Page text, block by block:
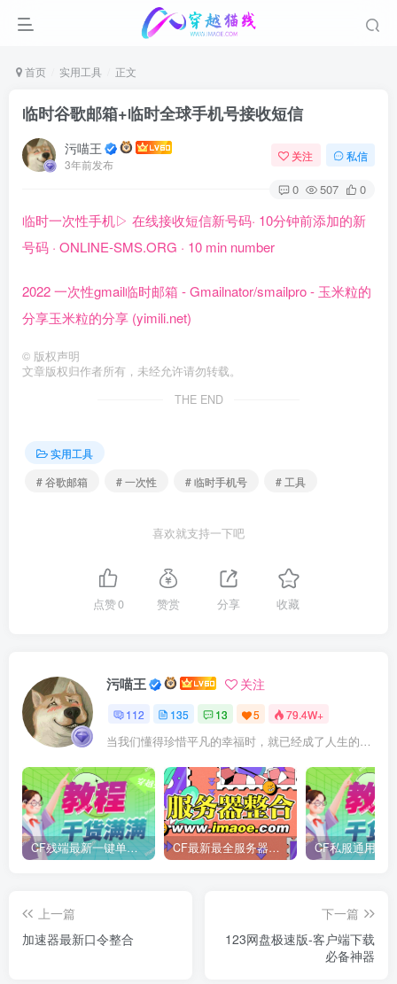
首页 实用工具 正文
临时谷歌邮箱+临时全球手机号接收短信
污喵王
3年前发布
关注 私信
0 507 0
临时一次性手机▷ 在线接收短信新号码· 10分钟前添加的新
号码 · ONLINE-SMS.ORG · 10 min number
2022 一次性gmail临时邮箱 - Gmailnator/smailpro - 玉米粒的
分享玉米粒的分享 (yimili.net)
© 版权声明
文章版权归作者所有，未经允许请勿转载。
THE END
实用工具
# 谷歌邮箱
# 一次性 # 临时手机号 # 工具
喜欢就支持一下吧
点赞0 赞赏 分享 收藏
污喵王 关注
112 135 13 5 79.4W+
当我们懂得珍惜平凡的幸福时，就已经成了人生的赢家
CF残端最新一键单机版/后续新装备版本第一时间更新 CF最新最全服务器整合 CF私服通用魔
上一篇
加速器最新口令整合
下一篇
123网盘极速版-客户端下载
必备神器